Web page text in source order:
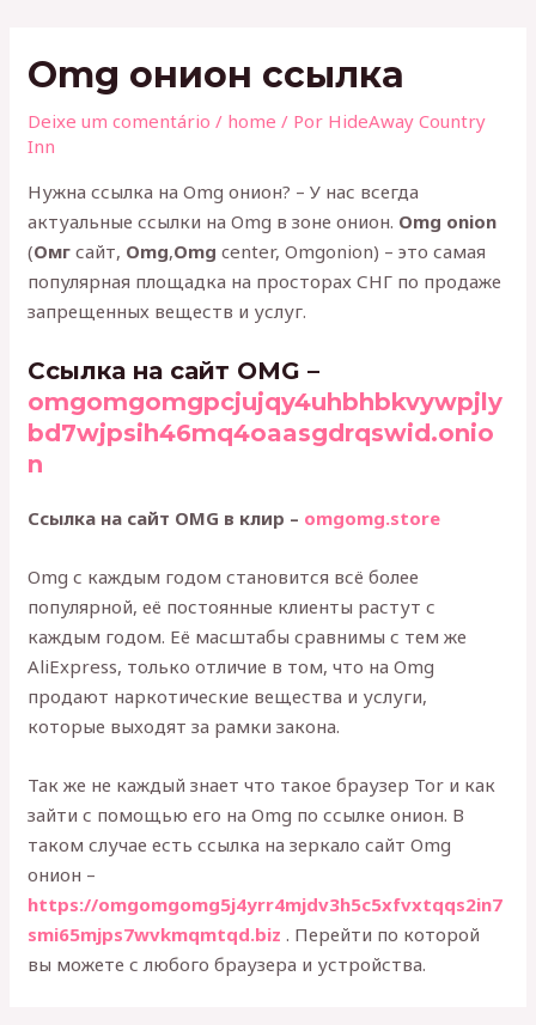
Omg онион ссылка
Deixe um comentário / home / Por HideAway Country
Inn
Нужна ссылка на Omg онион? – У нас всегда
актуальные ссылки на Omg в зоне онион. Omg onion
(Омг сайт, Omg,Omg center, Omgonion) – это самая
популярная площадка на просторах СНГ по продаже
запрещенных веществ и услуг.
Ссылка на сайт OMG –
omgomgomgpcjujqy4uhbhbkvywpjly
bd7wjpsih46mq4oaasgdrqswid.onio
n
Ссылка на сайт OMG в клир – omgomg.store
Omg с каждым годом становится всё более
популярной, её постоянные клиенты растут с
каждым годом. Её масштабы сравнимы с тем же
AliExpress, только отличие в том, что на Omg
продают наркотические вещества и услуги,
которые выходят за рамки закона.
Так же не каждый знает что такое браузер Tor и как
зайти с помощью его на Omg по ссылке онион. В
таком случае есть ссылка на зеркало сайт Omg
онион –
https://omgomgomg5j4yrr4mjdv3h5c5xfvxtqqs2in7
smi65mjps7wvkmqmtqd.biz . Перейти по которой
вы можете с любого браузера и устройства.